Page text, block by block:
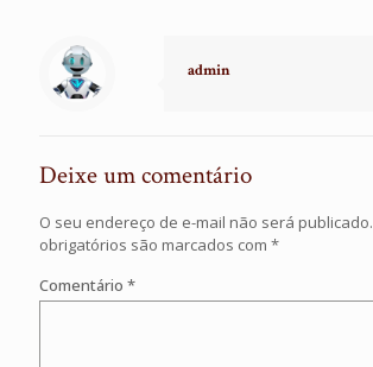
admin
Deixe um comentário
O seu endereço de e-mail não será publicado.
obrigatórios são marcados com *
Comentário *